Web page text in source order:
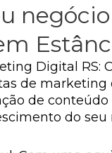
Digital RS:
de marketing
de
do